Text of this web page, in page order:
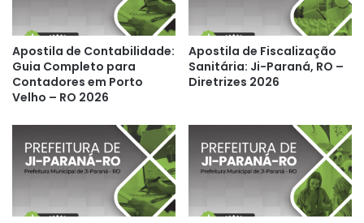
Apostila de Contabilidade:
Guia Completo para
Contadores em Porto
Velho – RO 2026
Apostila de Fiscalização
Sanitária: Ji-Paraná, RO –
Diretrizes 2026